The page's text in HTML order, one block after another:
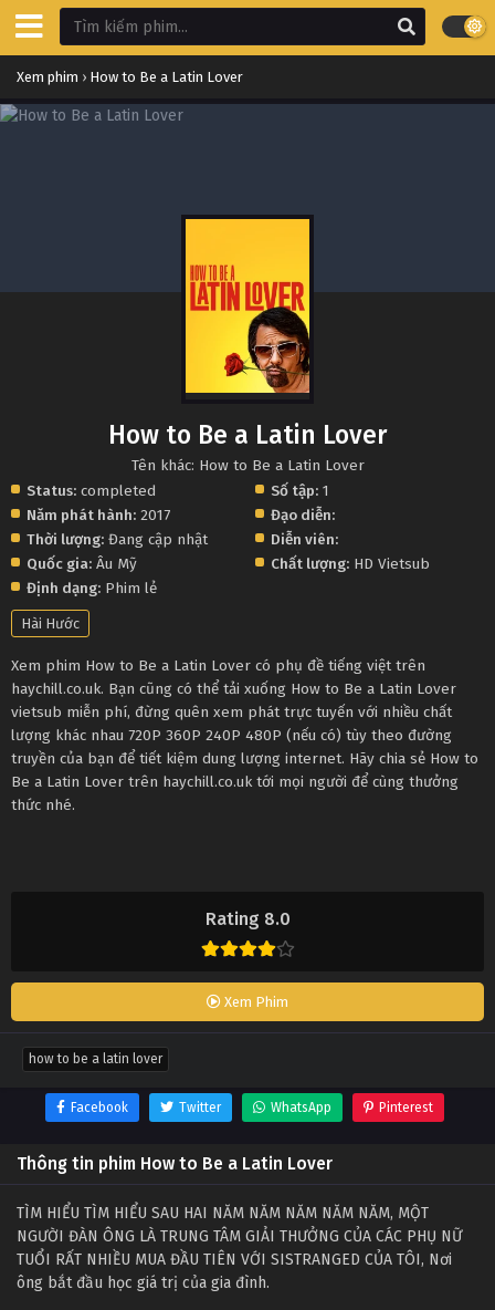
Xem phim › How to Be a Latin Lover
Rating 8.0
Xem Phim
How to Be a Latin Lover
Tên khác: How to Be a Latin Lover
Status: completed
Năm phát hành: 2017
Thời lượng: Đang cập nhật
Quốc gia: Âu Mỹ
Định dạng: Phim lẻ
Số tập: 1
Đạo diễn:
Diễn viên:
Chất lượng: HD Vietsub
Hài Hước
Xem phim How to Be a Latin Lover có phụ đề tiếng việt trên
haychill.co.uk. Bạn cũng có thể tải xuống How to Be a Latin Lover
vietsub miễn phí, đừng quên xem phát trực tuyến với nhiều chất
lượng khác nhau 720P 360P 240P 480P (nếu có) tùy theo đường
truyền của bạn để tiết kiệm dung lượng internet. Hãy chia sẻ How to
Be a Latin Lover trên haychill.co.uk tới mọi người để cùng thưởng
thức nhé.
how to be a latin lover
Facebook Twitter WhatsApp Pinterest
Thông tin phim How to Be a Latin Lover
TÌM HIỂU TÌM HIỂU SAU HAI NĂM NĂM NĂM NĂM NĂM, MỘT
NGƯỜI ĐÀN ÔNG LÀ TRUNG TÂM GIẢI THƯỞNG CỦA CÁC PHỤ NỮ
TUỔI RẤT NHIỀU MUA ĐẦU TIÊN VỚI SISTRANGED CỦA TÔI, Nơi
ông bắt đầu học giá trị của gia đình.